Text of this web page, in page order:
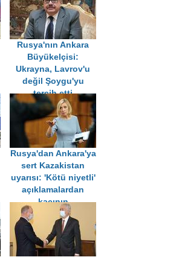
Rusya'nın Ankara
Büyükelçisi:
Ukrayna, Lavrov'u
değil Şoygu'yu
tercih etti
Rusya'dan Ankara'ya
sert Kazakistan
uyarısı: 'Kötü niyetli'
açıklamalardan
kaçının